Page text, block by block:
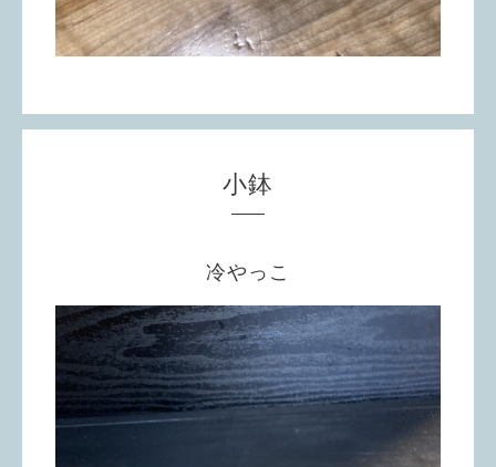
小鉢
冷やっこ